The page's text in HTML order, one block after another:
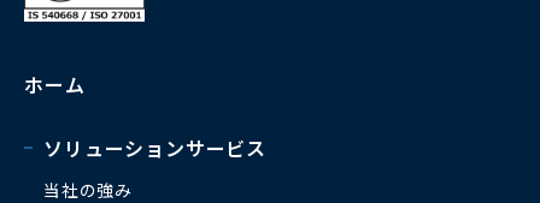
ホーム
ソリューションサービス
当社の強み